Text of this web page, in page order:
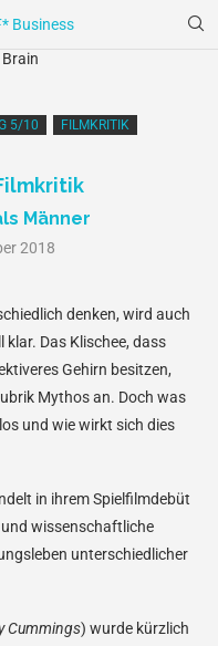
5/10
FILMKRITIK
Männer
2018
denken, wird auch
Das Klischee, dass
Gehirn besitzen,
Mythos an. Doch was
und wie wirkt sich dies
in ihrem Spielfilmdebüt
wissenschaftliche
unterschiedlicher
Cummings) wurde kürzlich